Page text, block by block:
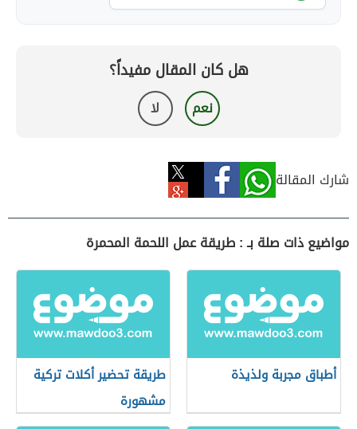
هل كان المقال مفيداً؟
نعم لا
شارك المقالة
مواضيع ذات صلة بـ : طريقة عمل اللحمة المحمرة
أطباق مجربة ولذيذة
طريقة تحضير أكلات تركية
مشهورة